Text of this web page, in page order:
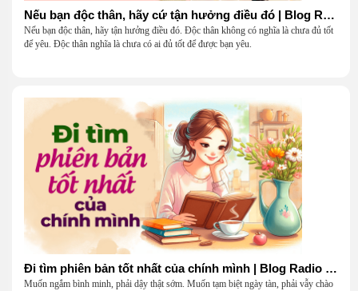
Nếu bạn độc thân, hãy cứ tận hưởng điều đó | Blog Radio 904
Nếu bạn độc thân, hãy tận hưởng điều đó. Độc thân không có nghĩa là chưa đủ tốt
để yêu. Độc thân nghĩa là chưa có ai đủ tốt để được bạn yêu.
Đi tìm phiên bản tốt nhất của chính mình | Blog Radio 903
Muốn ngắm bình minh, phải dậy thật sớm. Muốn tạm biệt ngày tàn, phải vẫy chào